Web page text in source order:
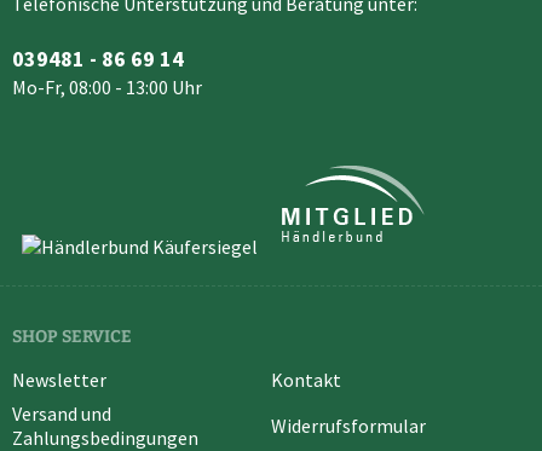
039481 - 86 69 14
Mo-Fr, 08:00 - 13:00 Uhr
SHOP SERVICE
Newsletter
Kontakt
Versand und
Zahlungsbedingungen
Widerrufsformular